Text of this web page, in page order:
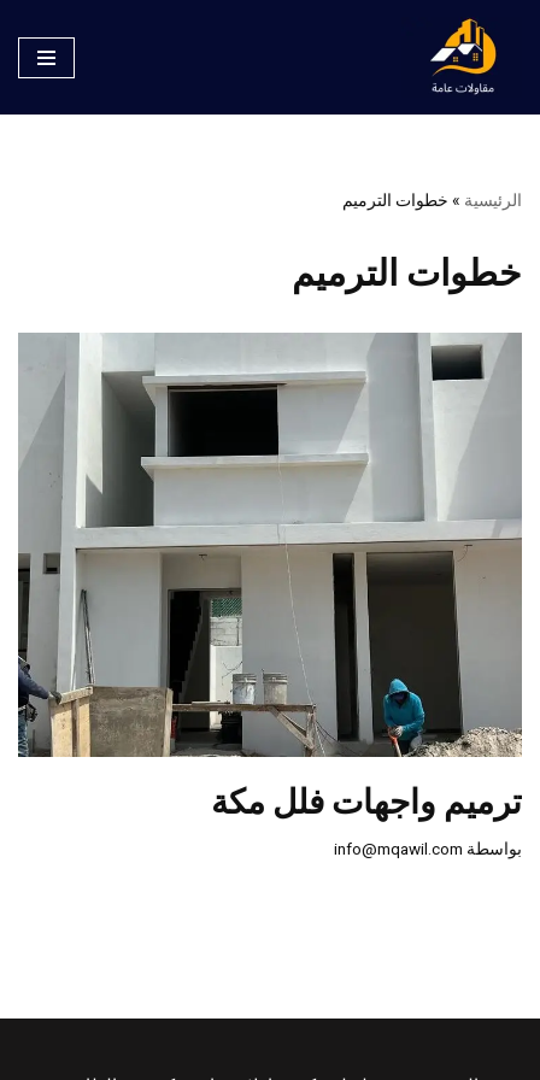
تخطى
الرئيسية » خطوات الترميم
خطوات الترميم
ترميم واجهات فلل مكة
بواسطة info@mqawil.com